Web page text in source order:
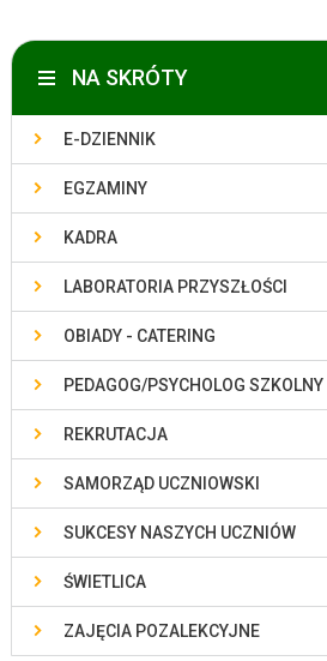
NA SKRÓTY
E-DZIENNIK
EGZAMINY
KADRA
LABORATORIA PRZYSZŁOŚCI
OBIADY - CATERING
PEDAGOG/PSYCHOLOG SZKOLNY
REKRUTACJA
SAMORZĄD UCZNIOWSKI
SUKCESY NASZYCH UCZNIÓW
ŚWIETLICA
ZAJĘCIA POZALEKCYJNE